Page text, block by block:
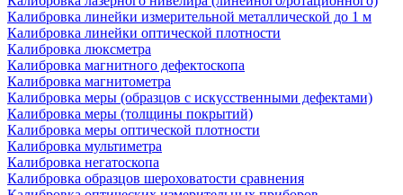
Калибровка линейки измерительной металлической до 1 м
Калибровка линейки оптической плотности
Калибровка люксметра
Калибровка магнитного дефектоскопа
Калибровка магнитометра
Калибровка меры (образцов с искусственными дефектами)
Калибровка меры (толщины покрытий)
Калибровка меры оптической плотности
Калибровка мультиметра
Калибровка негатоскопа
Калибровка образцов шероховатости сравнения